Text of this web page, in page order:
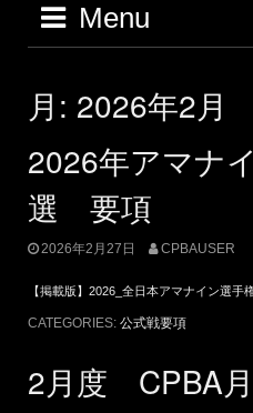
Menu
月: 2026年2月
2026年アマナ
選 要項
2026年2月27日 CPBAUSER
【掲載版】2026_全日本アマナイン選手
CATEGORIES: 公式戦要項
2月度 CPBA